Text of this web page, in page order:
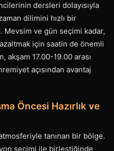
dersleri dolayısıyla
dilimini hızlı bir
ve gün seçimi kadar,
için saatin de önemli
akşam 17.00-19.00 arası
açısından avantaj
Öncesi Hazırlık ve
tanınan bir bölge.
seçimi ile birleştiğinde